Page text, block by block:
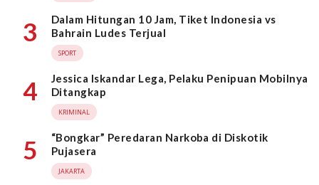
3
Dalam Hitungan 10 Jam, Tiket Indonesia vs
Bahrain Ludes Terjual
SPORT
4
Jessica Iskandar Lega, Pelaku Penipuan Mobilnya
Ditangkap
KRIMINAL
5
“Bongkar” Peredaran Narkoba di Diskotik
Pujasera
JAKARTA